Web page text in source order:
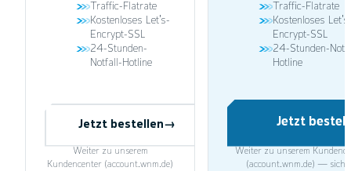
Traffic-Flatrate
Kostenloses Let's-
Encrypt-SSL
24-Stunden-
Notfall-Hotline
Jetzt bestellen→
Weiter zu unserem
Kundencenter (account.wnm.de)
Traffic-Flatrate
Kostenloses
Encrypt-SSL
24-Stunden-
Hotline
Jetzt
Weiter zu unserem
(account.wnm.de) —